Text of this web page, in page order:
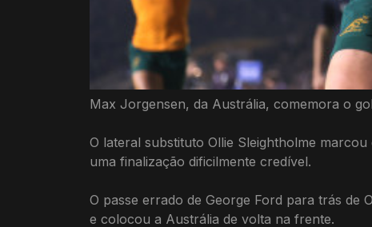
Max Jorgensen, da Austrália, comemora o
O lateral substituto Ollie Sleightholme
uma finalização dificilmente credível.
O passe errado de George Ford para trás de
e colocou a Austrália de volta na frente.